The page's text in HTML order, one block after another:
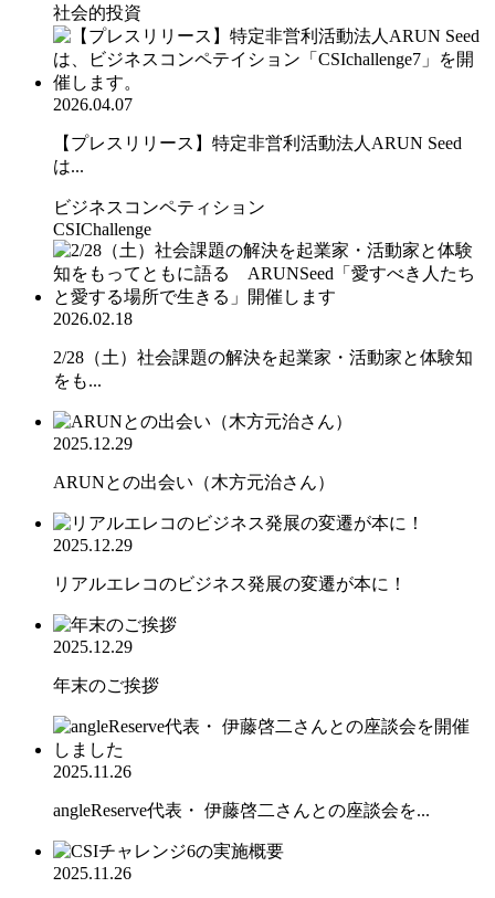
社会的投資
2026.04.07
【プレスリリース】特定非営利活動法人ARUN Seed
は...
ビジネスコンペティション
CSIChallenge
2026.02.18
2/28（土）社会課題の解決を起業家・活動家と体験知
をも...
2025.12.29
ARUNとの出会い（木方元治さん）
2025.12.29
リアルエレコのビジネス発展の変遷が本に！
2025.12.29
年末のご挨拶
2025.11.26
angleReserve代表・ 伊藤啓二さんとの座談会を...
2025.11.26